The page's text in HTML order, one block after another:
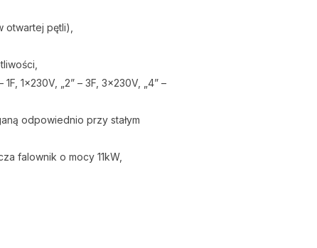
pętli),
1x230V, „2” – 3F, 3x230V, „4” –
odpowiednio przy stałym
falownik o mocy 11kW,